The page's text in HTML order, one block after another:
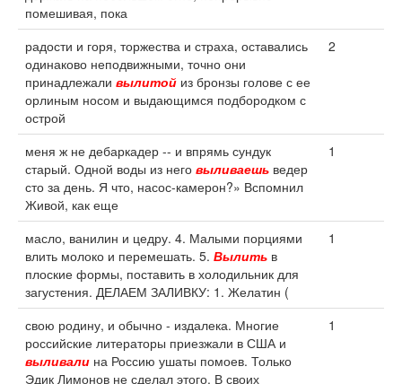
помешивая, пока
радости и горя, торжества и страха, оставались
одинаково неподвижными, точно они
принадлежали вылитой из бронзы голове с ее
орлиным носом и выдающимся подбородком с
острой
2
меня ж не дебаркадер -- и впрямь сундук
старый. Одной воды из него выливаешь ведер
сто за день. Я что, насос-камерон?» Вспомнил
Живой, как еще
1
масло, ванилин и цедру. 4. Малыми порциями
влить молоко и перемешать. 5. Вылить в
плоские формы, поставить в холодильник для
загустения. ДЕЛАЕМ ЗАЛИВКУ: 1. Желатин (
1
свою родину, и обычно - издалека. Многие
российские литераторы приезжали в США и
выливали на Россию ушаты помоев. Только
Эдик Лимонов не сделал этого. В своих
1